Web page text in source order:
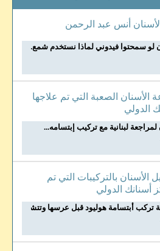
أنس عبد الرحمن
لو سمحتوا فيدوني لماذا نستخدم شمع...
الأسنان الصعبة التي تم علاجها
الدولي
لبنانية مع تركيب إبتسامه...
الأسنان بالتركيبات التي تم
أسنانك الدولي
أبتسامة هوليود قبل عرسها وتتشكر...